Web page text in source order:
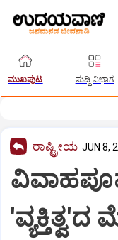
ಮುಖಪುಟ ಸುದ್ದಿ ವಿಭಾಗ
ರಾಷ್ಟ್ರೀಯ JUN 8,